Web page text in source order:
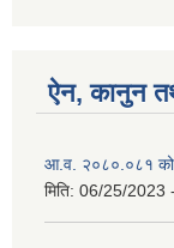
ऐन, कानुन
आ.व. २०८०.०८१ को
मिति: 06/25/2023